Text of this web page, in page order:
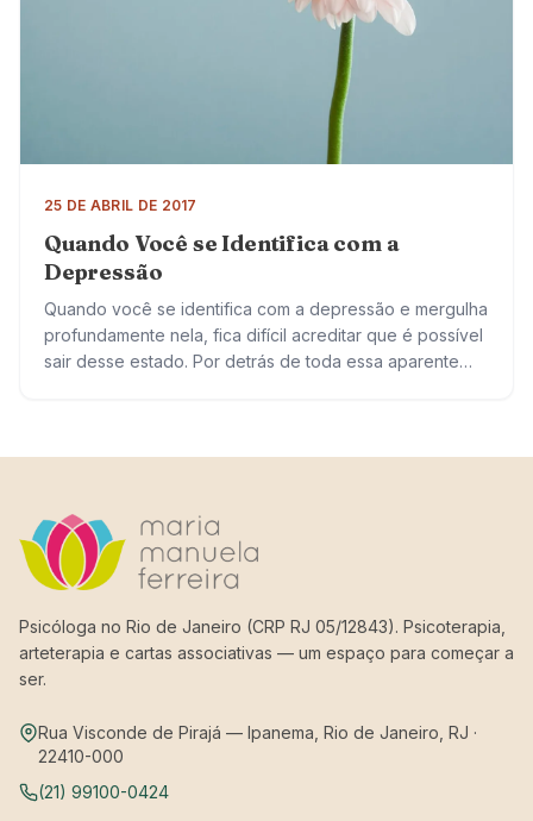
25 DE ABRIL DE 2017
Quando Você se Identifica com a
Depressão
Quando você se identifica com a depressão e mergulha
profundamente nela, fica difícil acreditar que é possível
sair desse estado. Por detrás de toda essa aparente
Psicóloga no Rio de Janeiro (CRP RJ 05/12843). Psicoterapia,
arteterapia e cartas associativas — um espaço para começar a
ser.
Rua Visconde de Pirajá — Ipanema, Rio de Janeiro, RJ ·
22410-000
(21) 99100-0424